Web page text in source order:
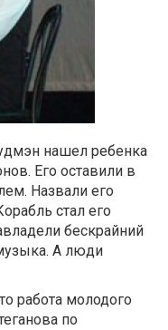
нашел ребенка
Его оставили в
Назвали его
стал его
бескрайний
А люди
работа молодого
по